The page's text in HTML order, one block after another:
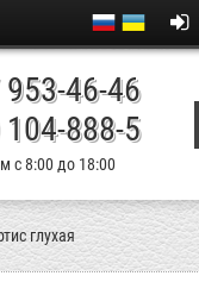
46-46
888-5
с 8:00 до 18:00
глухая